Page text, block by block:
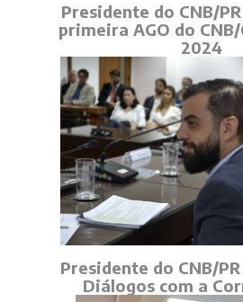
Presidente do CNB/
primeira AGO do
2024
Presidente do CNB/
Diálogos com a